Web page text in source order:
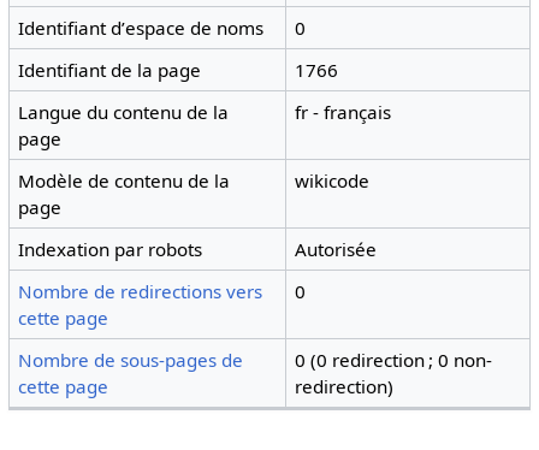
Identifiant dʼespace de noms
0
Identifiant de la page
1766
Langue du contenu de la
page
fr - français
Modèle de contenu de la
page
wikicode
Indexation par robots
Autorisée
Nombre de redirections vers
cette page
0
Nombre de sous-pages de
cette page
0 (0 redirection ; 0 non-
redirection)